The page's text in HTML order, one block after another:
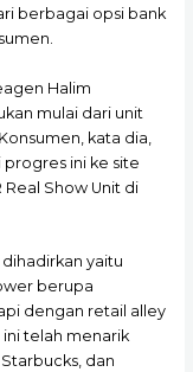
berbagai opsi bank
Halim
mulai dari unit
kata dia,
ini ke site
Show Unit di
yaitu
berupa
dengan retail alley
telah menarik
dan